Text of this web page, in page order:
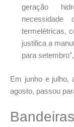
geração
termelétricas,
justifica a
para
Em junho e julho,
agosto, passou